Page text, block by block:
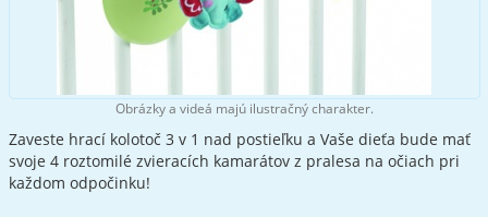
Obrázky a videá majú ilustračný charakter.
Zaveste hrací kolotoč 3 v 1 nad postieľku a Vaše dieťa bude mať
svoje 4 roztomilé zvieracích kamarátov z pralesa na očiach pri
každom odpočinku!